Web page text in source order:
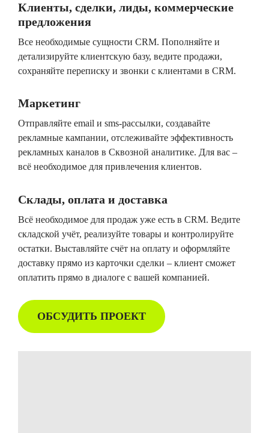
Клиенты, сделки, лиды, коммерческие
предложения
Все необходимые сущности CRM. Пополняйте и
детализируйте клиентскую базу, ведите продажи,
сохраняйте переписку и звонки с клиентами в CRM.
Маркетинг
Отправляйте email и sms-рассылки, создавайте
рекламные кампании, отслеживайте эффективность
рекламных каналов в Сквозной аналитике. Для вас –
всё необходимое для привлечения клиентов.
Склады, оплата и доставка
Всё необходимое для продаж уже есть в CRM. Ведите
складской учёт, реализуйте товары и контролируйте
остатки. Выставляйте счёт на оплату и оформляйте
доставку прямо из карточки сделки – клиент сможет
оплатить прямо в диалоге с вашей компанией.
ОБСУДИТЬ ПРОЕКТ